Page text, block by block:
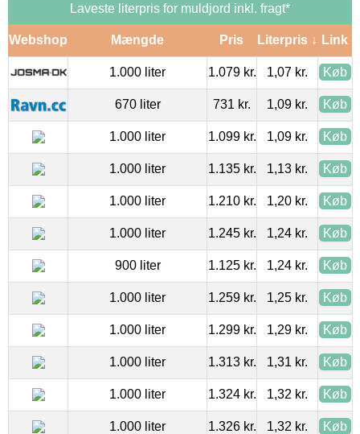
Laveste literpris for muldjord inkl. fragt*
Webshop Mængde Pris Literpris ↓ Link
1.000 liter 1.079 kr. 1,07 kr. Køb
670 liter 731 kr. 1,09 kr. Køb
1.000 liter 1.099 kr. 1,09 kr. Køb
1.000 liter 1.135 kr. 1,13 kr. Køb
1.000 liter 1.210 kr. 1,20 kr. Køb
1.000 liter 1.245 kr. 1,24 kr. Køb
900 liter 1.125 kr. 1,24 kr. Køb
1.000 liter 1.259 kr. 1,25 kr. Køb
1.000 liter 1.299 kr. 1,29 kr. Køb
1.000 liter 1.313 kr. 1,31 kr. Køb
1.000 liter 1.324 kr. 1,32 kr. Køb
1.000 liter 1.326 kr. 1,32 kr. Køb